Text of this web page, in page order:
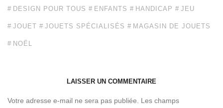
DESIGN POUR TOUS ENFANTS HANDICAP JEU
JOUET JOUETS SPÉCIALISÉS MAGASIN DE JOUETS
NOËL
LAISSER UN COMMENTAIRE
Votre adresse e-mail ne sera pas publiée.
Les champs